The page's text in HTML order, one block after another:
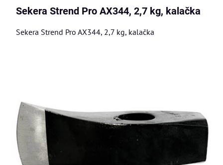
Sekera Strend Pro AX344, 2,7 kg, kalačka
Sekera Strend Pro AX344, 2,7 kg, kalačka